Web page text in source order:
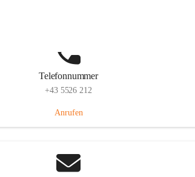
Telefonnummer
+43 5526 212
Anrufen